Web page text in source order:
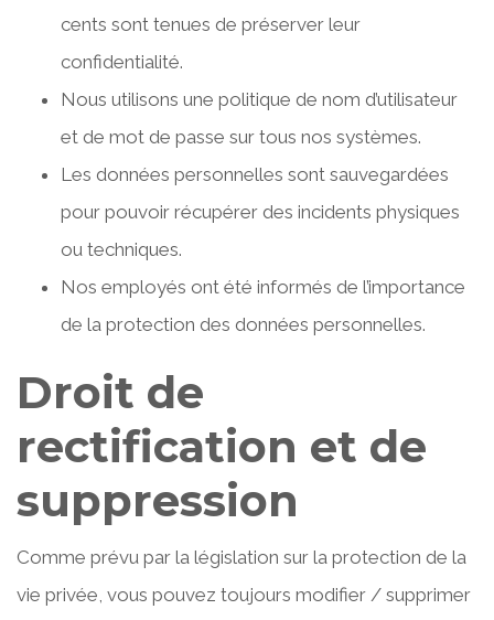
cents sont tenues de préserver leur
confidentialité.
Nous utilisons une politique de nom d’utilisateur
et de mot de passe sur tous nos systèmes.
Les données personnelles sont sauvegardées
pour pouvoir récupérer des incidents physiques
ou techniques.
Nos employés ont été informés de l’importance
de la protection des données personnelles.
Droit de
rectification et de
suppression
Comme prévu par la législation sur la protection de la
vie privée, vous pouvez toujours modifier / supprimer